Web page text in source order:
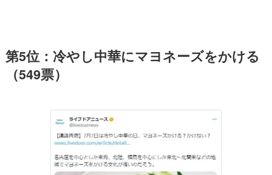
第5位：冷やし中華にマヨネーズをかける
（549票）